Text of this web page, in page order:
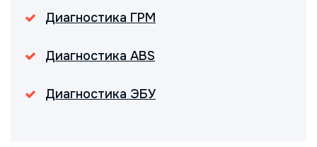
Диагностика ГРМ
Диагностика ABS
Диагностика ЭБУ